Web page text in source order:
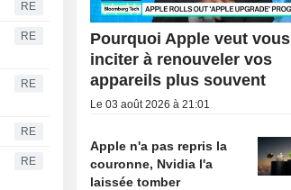
RE
RE
RE
RE
RE
Pourquoi Apple veut vous
inciter à renouveler vos
appareils plus souvent
Le 03 août 2026 à 21:01
Apple n'a pas repris la
couronne, Nvidia l'a
laissée tomber